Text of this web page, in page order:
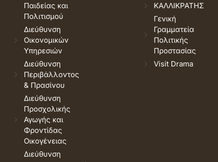
Παιδείας και
Πολιτισμού
Διεύθυνση
Οικονομικών
Υπηρεσιών
Διεύθυνση
Περιβάλλοντος
& Πρασίνου
Διεύθυνση
Προσχολικής
Αγωγής και
Φροντίδας
Οικογένειας
Διεύθυνση
ΚΑΛΛΙΚΡΑΤΗΣ
Γενική
Γραμματεία
Πολιτικής
Προστασίας
Visit Drama